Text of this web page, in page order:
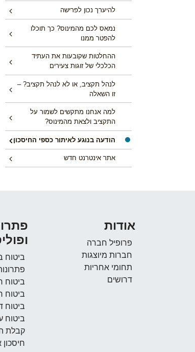
להיערך נכון לפרישה
נמאס לכם מהמינוס? כך תוכלו
להפטר ממנו
ההחלטות שקובעות את העתיד
הכלכלי של זוגות צעירים
לנהל תקציב, או לא לנהל תקציב? –
זו השאלה
למה אנחנו מתקשים לשמור על
התקציב ולצאת מהמינוס?
הודעה בנוגע לאיתור כספי החיסכון
אתר אינטרנט חדש
אודות
פרופיל חברה
חברות מיוצגות
תחומי אחריות
דרושים
ביטוח
ביטוח
ביטוח
ביטוח
ביטוח
קבלת
חיסכון